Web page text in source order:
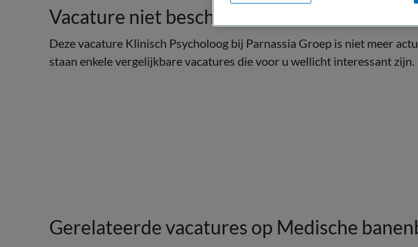
Vacature niet beschikbaar
Deze vacature Klinisch Psycholoog bij Parnassia Groep is niet meer
staan enkele vergelijkbare vacatures die voor u wellicht interessant zijn.
Gerelateerde vacatures op Medische